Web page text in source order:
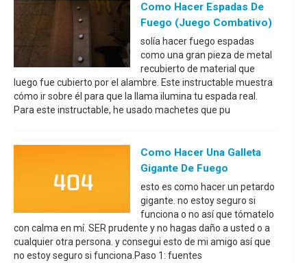
Como Hacer Espadas De
Fuego (juego Combativo)
solía hacer fuego espadas
como una gran pieza de metal
recubierto de material que
luego fue cubierto por el alambre. Este instructable muestra
cómo ir sobre él para que la llama ilumina tu espada real.
Para este instructable, he usado machetes que pu
Como Hacer Una Galleta
Gigante De Fuego
esto es como hacer un petardo
gigante. no estoy seguro si
funciona o no así que tómatelo
con calma en mí. SER prudente y no hagas daño a usted o a
cualquier otra persona. y consegui esto de mi amigo así que
no estoy seguro si funciona.Paso 1: fuentes